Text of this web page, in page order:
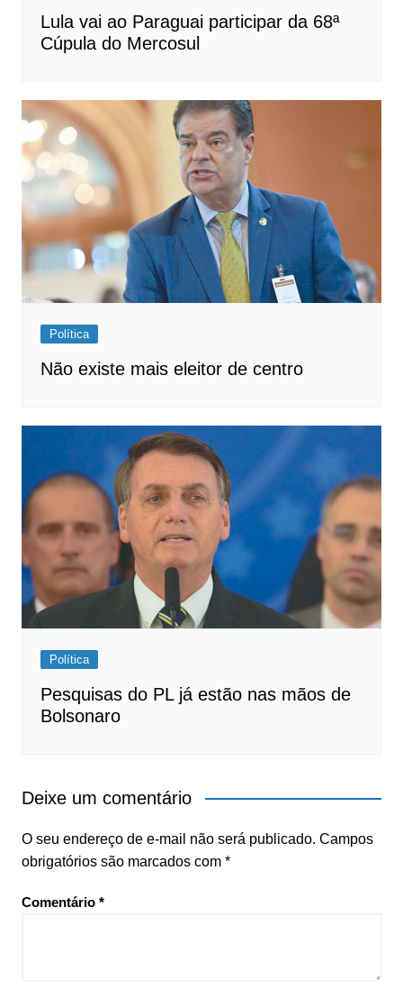
Lula vai ao Paraguai participar da 68ª
Cúpula do Mercosul
Política
Não existe mais eleitor de centro
Política
Pesquisas do PL já estão nas mãos de
Bolsonaro
Deixe um comentário
O seu endereço de e-mail não será publicado. Campos
obrigatórios são marcados com *
Comentário *